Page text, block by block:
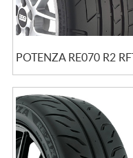
POTENZA RE070 R2 RFT